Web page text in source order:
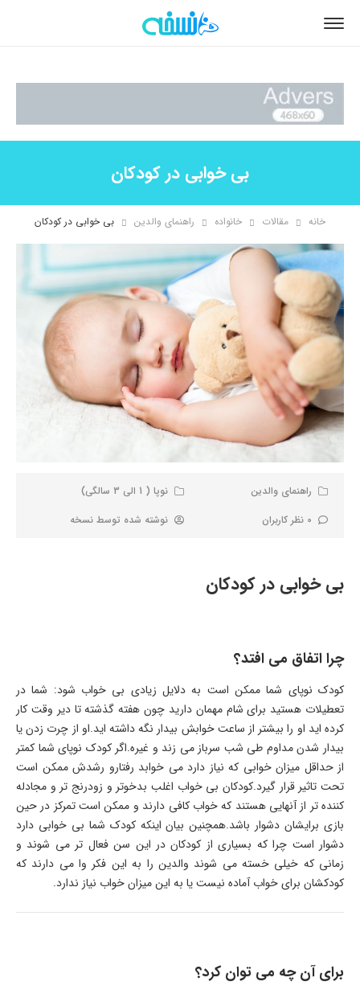
بی خوابی در کودکان
خانه مقالات خانواده راهنمای والدین بی خوابی در کودکان
راهنمای والدین
نوپا ( 1 الی 3 سالگی)
0 نظر کاربران
نوشته شده توسط نسخه
بی خوابی در کودکان
چرا اتفاق می افتد؟
کودک نوپای شما ممکن است به دلایل زیادی بی خواب شود: شما در
تعطیلات هستید برای شام مهمان دارید چون هفته گذشته تا دیر وقت کار
کرده اید او را بیشتر از ساعت خوابش بیدار نگه داشته اید.او از چرت زدن یا
بیدار شدن مداوم طی شب سرباز می زند و غیره.اگر کودک نوپای شما کمتر
از حداقل میزان خوابی که نیاز دارد می خوابد رفتارو رشدش ممکن است
تحت تاثیر قرار گیرد.کودکان بی خواب اغلب بدخوتر و زودرنج تر و مجادله
کننده تر از آنهایی هستند که خواب کافی دارند و ممکن است تمرکز در حین
بازی برایشان دشوار باشد.همچنین بیان اینکه کودک شما بی خوابی دارد
دشوار است چرا که بسیاری از کودکان در این سن فعال تر می شوند و
زمانی که خیلی خسته می شوند والدین را به این فکر وا می دارند که
کودکشان برای خواب آماده نیست یا به این میزان خواب نیاز ندارد.
برای آن چه می توان کرد؟